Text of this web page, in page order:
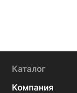
Каталог
Компания